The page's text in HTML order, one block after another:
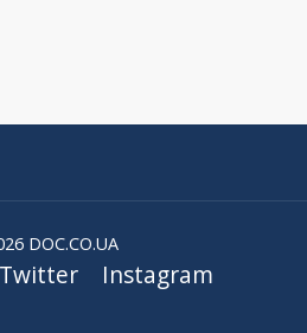
DOC.CO.UA
Twitter Instagram